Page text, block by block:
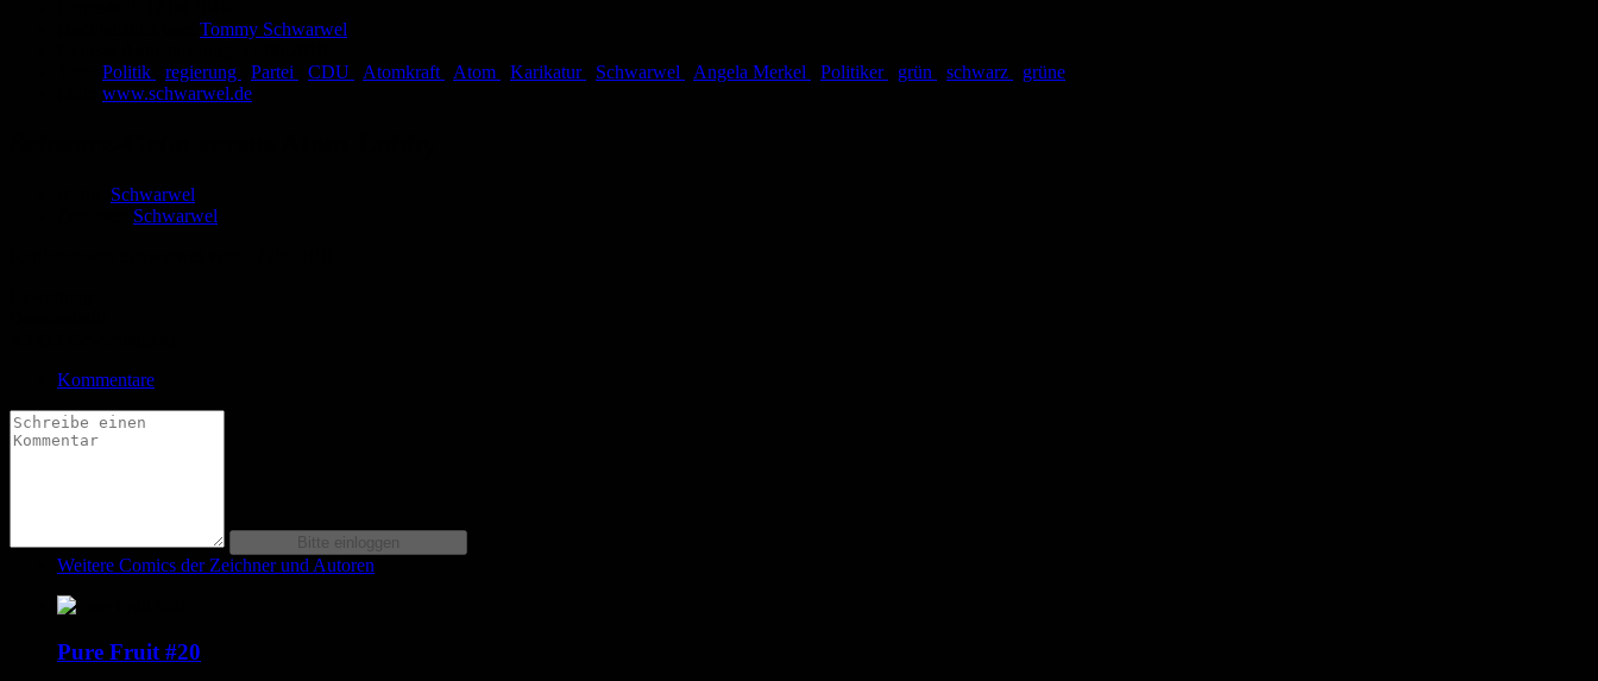
Tommy Schwarwel
Politik regierung Partei CDU Atomkraft Atom Karikatur Schwarwel Angela Merkel Politiker grün schwarz
grüne
www.schwarwel.de
Schwarwel
Schwarwel
Kommentare
Weitere Comics der Zeichner und Autoren
Pure Fruit #20